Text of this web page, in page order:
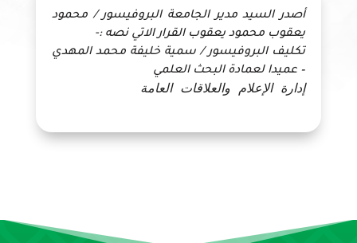
أصدر السيد مدير الجامعة البروفيسور / محمود
يعقوب محمود يعقوب القرار الاتي نصه :-
تكليف البروفيسور / سمية خليفة محمد المهدي
– عميدا لعمادة البحث العلمي
إدارة الإعلام والعلاقات العامة